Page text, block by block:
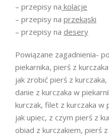
– przepisy na kolacje
– przepisy na przekąski
– przepisy na desery
Powiązane zagadnienia-
piekarnika, pierś z
jak zrobić pierś z
danie z kurczaka w
kurczak, filet z kurczaka w
jak upiec, z czym pierś z
obiad z kurczakiem, pierś